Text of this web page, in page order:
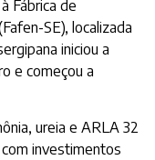
Fábrica de
SE), localizada
iniciou a
e começou a
ureia e ARLA 32
investimentos